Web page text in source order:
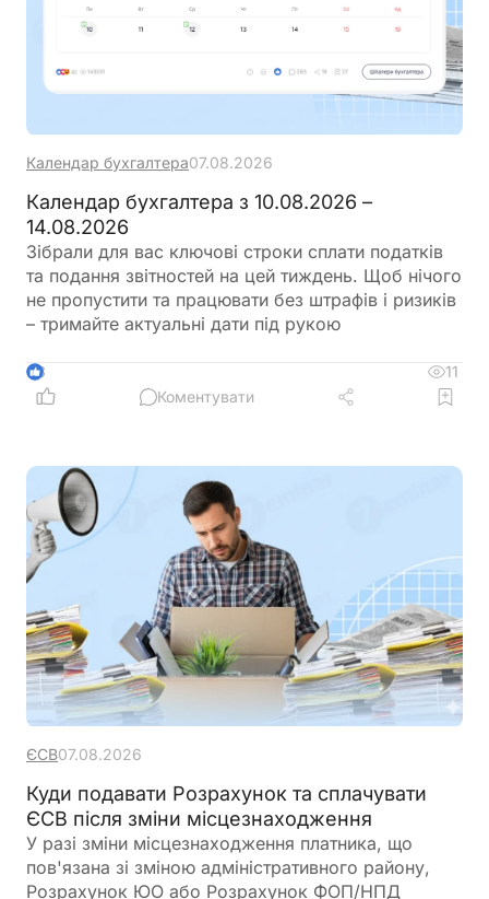
Календар бухгалтера07.08.2026
Календар бухгалтера з 10.08.2026 –
14.08.2026
Зібрали для вас ключові строки сплати податків
та подання звітностей на цей тиждень. Щоб нічого
не пропустити та працювати без штрафів і ризиків
– тримайте актуальні дати під рукою
3
11
Коментувати
ЄСВ07.08.2026
Куди подавати Розрахунок та сплачувати
ЄСВ після зміни місцезнаходження
У разі зміни місцезнаходження платника, що
пов'язана зі зміною адміністративного району,
Розрахунок ЮО або Розрахунок ФОП/НПД